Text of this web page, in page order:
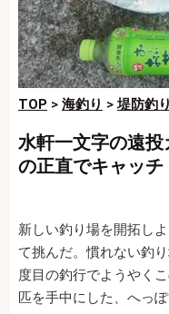
TOP > 海釣り >堤防釣り
水軒一文字の遠
の正直でキャッチ
新しい釣り場を開拓し
て挑んだ。慣れない釣
度目の釣行でようやく
匹を手中にした、へっ